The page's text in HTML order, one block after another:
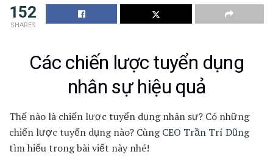
152
SHARES
Các chiến lược tuyển dụng
nhân sự hiệu quả
Thế nào là chiến lược tuyển dụng nhân sự? Có những
chiến lược tuyển dụng nào? CùngCEO Trần Trí Dũng
tìm hiểu trong bài viết này nhé!